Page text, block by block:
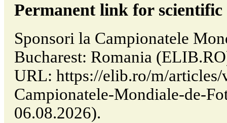
Permanent link for
Sponsori la Campionatele
Bucharest: Romania
URL: https://elib.ro/m/
Campionatele-Mondiale-de-
06.08.2026).